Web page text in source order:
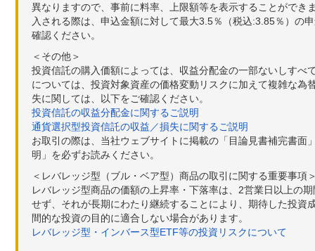
異なりますので、事前に料率、上限額等を表示することがで
入される際は、申込金額に対して最大3.5％（税込:3.85％）の
確認ください。
＜その他＞
投資信託の購入価額によっては、収益分配金の一部ないしす
については、投資対象資産の価格変動リスクに加えて複雑な
失に関しては、以下をご確認ください。
投資信託の収益分配金に関するご説明
通貨選択型投資信託の収益／損失に関するご説明
お取引の際は、当社ウェブサイトに掲載の「目論見書補完書
明」を必ずお読みください。
＜レバレッジ型（ブル・ベア型）商品の取引に関する重要事項
レバレッジ型商品の価額の上昇率・下落率は、2営業日以上の
せず、それが長期にわたり継続することにより、期待した投
間的な投資の目的に適合しない場合があります。
レバレッジ型・インバース型ETF等の投資リスクについて